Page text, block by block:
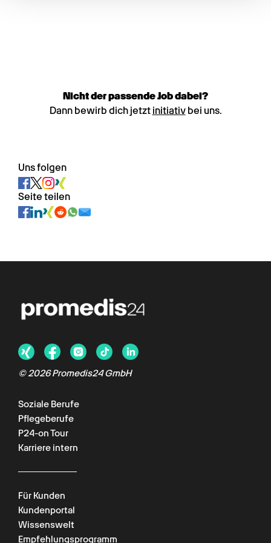
Nicht der passende Job dabei?
Dann bewirb dich jetzt initiativbei uns.
Uns folgen
Seite teilen
© 2026 Promedis24 GmbH
Soziale Berufe
Pflegeberufe
P24-on Tour
Karriere intern
Für Kunden
Kundenportal
Wissenswelt
Empfehlungsprogramm